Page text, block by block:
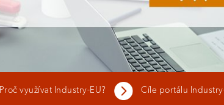
Proč využívat Industry-EU? Cíle portálu